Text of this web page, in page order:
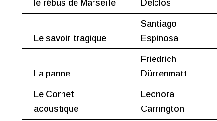
le rébus de Marseille
Delclos
Le savoir tragique
Santiago
Espinosa
La panne
Friedrich
Dürrenmatt
Le Cornet
acoustique
Leonora
Carrington